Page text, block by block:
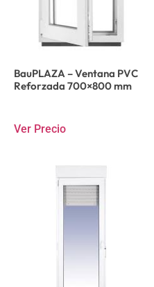
BauPLAZA – Ventana PVC
Reforzada 700×800 mm
Ver Precio